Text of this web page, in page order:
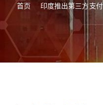
首页 印度推出第三方支